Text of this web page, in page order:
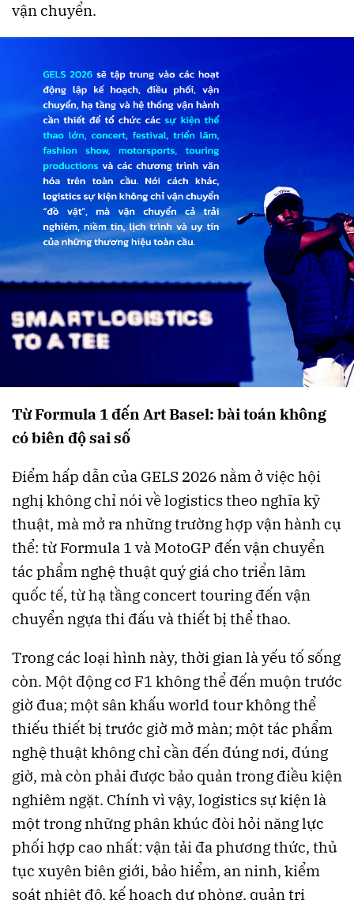
vận chuyển.
Từ Formula 1 đến Art Basel: bài toán không
có biên độ sai số
Điểm hấp dẫn của GELS 2026 nằm ở việc hội
nghị không chỉ nói về logistics theo nghĩa kỹ
thuật, mà mở ra những trường hợp vận hành cụ
thể: từ Formula 1 và MotoGP đến vận chuyển
tác phẩm nghệ thuật quý giá cho triển lãm
quốc tế, từ hạ tầng concert touring đến vận
chuyển ngựa thi đấu và thiết bị thể thao.
Trong các loại hình này, thời gian là yếu tố sống
còn. Một động cơ F1 không thể đến muộn trước
giờ đua; một sân khấu world tour không thể
thiếu thiết bị trước giờ mở màn; một tác phẩm
nghệ thuật không chỉ cần đến đúng nơi, đúng
giờ, mà còn phải được bảo quản trong điều kiện
nghiêm ngặt. Chính vì vậy, logistics sự kiện là
một trong những phân khúc đòi hỏi năng lực
phối hợp cao nhất: vận tải đa phương thức, thủ
tục xuyên biên giới, bảo hiểm, an ninh, kiểm
soát nhiệt độ, kế hoạch dự phòng, quản trị